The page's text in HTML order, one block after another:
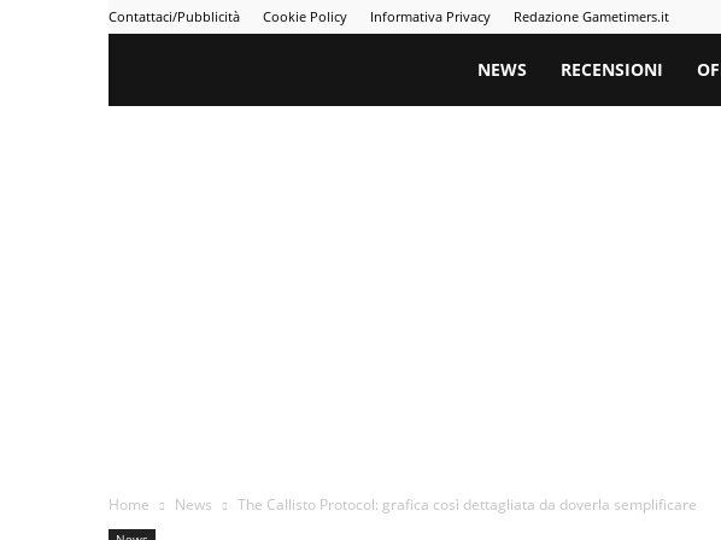
Contattaci/Pubblicità Cookie Policy Informativa Privacy Redazione Gametimers.it
Gametimers
NEWS RECENSIONI
Home News The Callisto Protocol: grafica così dettagliata da doverla semplificare